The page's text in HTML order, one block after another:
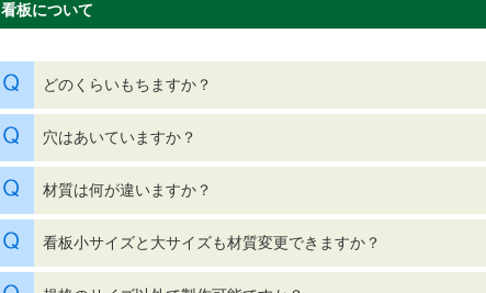
看板について
どのくらいもちますか？
穴はあいていますか？
材質は何が違いますか？
看板小サイズと大サイズも材質変更できますか？